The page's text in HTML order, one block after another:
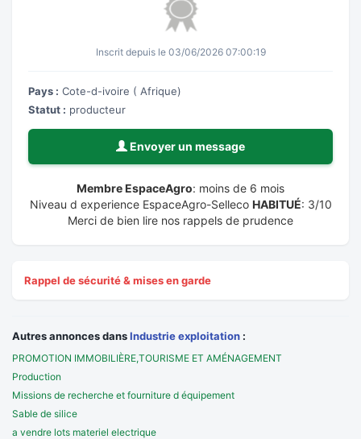
Inscrit depuis le 03/06/2026 07:00:19
Pays : Cote-d-ivoire ( Afrique)
Statut : producteur
Envoyer un message
Membre EspaceAgro: moins de 6 mois
Niveau d experience EspaceAgro-Selleco HABITUÉ: 3/10
Merci de bien lire nos rappels de prudence
Rappel de sécurité & mises en garde
Autres annonces dansIndustrie exploitation :
PROMOTION IMMOBILIÈRE,TOURISME ET AMÉNAGEMENT
Production
Missions de recherche et fourniture d équipement
Sable de silice
a vendre lots materiel electrique